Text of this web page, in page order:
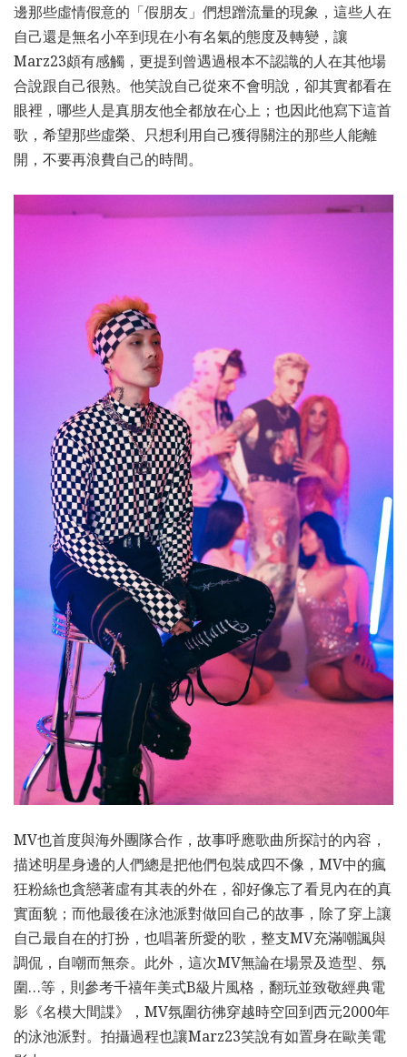
邊那些虛情假意的「假朋友」們想蹭流量的現象，這些人在
自己還是無名小卒到現在小有名氣的態度及轉變，讓
Marz23頗有感觸，更提到曾遇過根本不認識的人在其他場
合說跟自己很熟。他笑說自己從來不會明說，卻其實都看在
眼裡，哪些人是真朋友他全都放在心上；也因此他寫下這首
歌，希望那些虛榮、只想利用自己獲得關注的那些人能離
開，不要再浪費自己的時間。
MV也首度與海外團隊合作，故事呼應歌曲所探討的內容，
描述明星身邊的人們總是把他們包裝成四不像，MV中的瘋
狂粉絲也貪戀著虛有其表的外在，卻好像忘了看見內在的真
實面貌；而他最後在泳池派對做回自己的故事，除了穿上讓
自己最自在的打扮，也唱著所愛的歌，整支MV充滿嘲諷與
調侃，自嘲而無奈。此外，這次MV無論在場景及造型、氛
圍…等，則參考千禧年美式B級片風格，翻玩並致敬經典電
影《名模大間諜》，MV氛圍彷彿穿越時空回到西元2000年
的泳池派對。拍攝過程也讓Marz23笑說有如置身在歐美電